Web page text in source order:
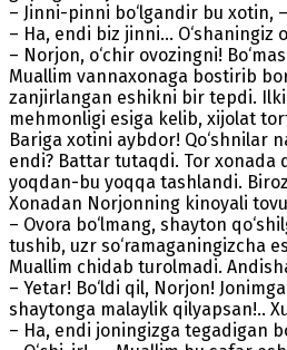
– Jinni-pinni bo‘lgandir bu xotin,
– Ha, endi biz jinni… O‘shaningiz
– Norjon, o‘chir ovozingni!
Muallim vannaxonaga bostirib
zanjirlangan eshikni bir tepdi.
mehmonligi esiga kelib, xijolat
Bariga xotini aybdor! Qo‘shnilar
endi? Battar tutaqdi. Tor xonada
yoqdan-bu yoqqa tashlandi.
Xonadan Norjonning kinoyali
– Ovora bo‘lmang, shayton
tushib, uzr so‘ramaganingizcha
Muallim chidab turolmadi.
– Yetar! Bo‘ldi qil, Norjon!
shaytonga malaylik qilyapsan!..
– Ha, endi joningizga tegadigan